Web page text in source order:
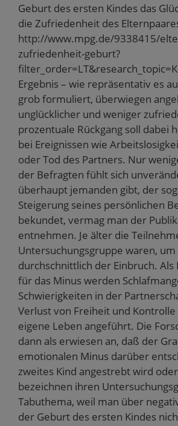
Geburt des ersten Kindes das
die Zufriedenheit des
http://www.mpg.de/9338415/
zufriedenheit-geburt?
Ergebnis – wie repräsentativ es
grob formuliert, überwiegen
unglücklicher und weniger
prozentuale Rückgang soll dabei
bei Ereignissen wie
oder Tod des Partners. Nur
der Befragten fühlt sich
überhaupt jemanden gibt, der
Steigerung seines persönlichen
bekundet, vermag man der
entnehmen. Je älter die
Untersuchungsgruppe waren,
durchschnittlich der Einbruch.
für das Minus werden
Schwierigkeiten in der
Verlust von Freiheit und
eigene Leben angeführt. Die
dann als erwiesen an, daß der
emotionalen Minus darüber
zweites Kind angestrebt wird
bezeichnen ihren
Tabuthema, weil man über
der Geburt des ersten Kindes